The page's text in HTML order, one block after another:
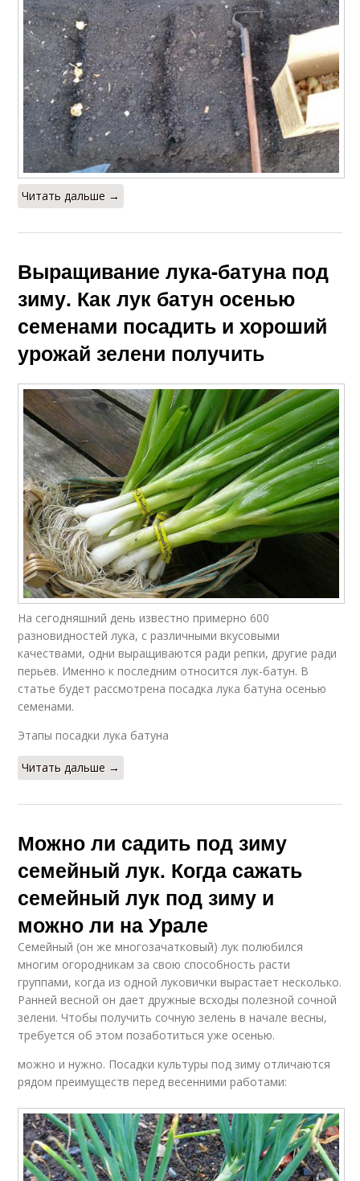
Читать дальше →
Выращивание лука-батуна под
зиму. Как лук батун осенью
семенами посадить и хороший
урожай зелени получить
На сегодняшний день известно примерно 600
разновидностей лука, с различными вкусовыми
качествами, одни выращиваются ради репки, другие ради
перьев. Именно к последним относится лук-батун. В
статье будет рассмотрена посадка лука батуна осенью
семенами.
Этапы посадки лука батуна
Читать дальше →
Можно ли садить под зиму
семейный лук. Когда сажать
семейный лук под зиму и
можно ли на Урале
Семейный (он же многозачатковый) лук полюбился
многим огородникам за свою способность расти
группами, когда из одной луковички вырастает несколько.
Ранней весной он дает дружные всходы полезной сочной
зелени. Чтобы получить сочную зелень в начале весны,
требуется об этом позаботиться уже осенью.
можно и нужно. Посадки культуры под зиму отличаются
рядом преимуществ перед весенними работами: